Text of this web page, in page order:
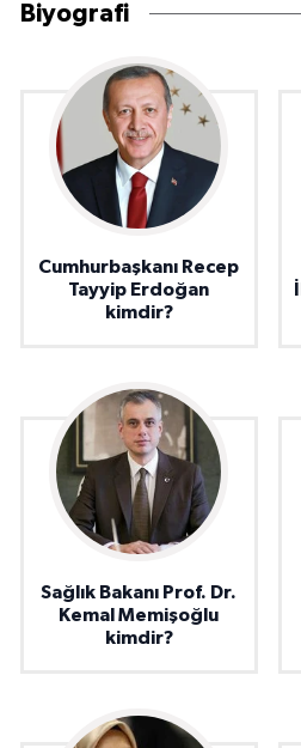
Biyografi
Cumhurbaşkanı Recep
Tayyip Erdoğan
kimdir?
Sağlık Bakanı Prof. Dr.
Kemal Memişoğlu
kimdir?